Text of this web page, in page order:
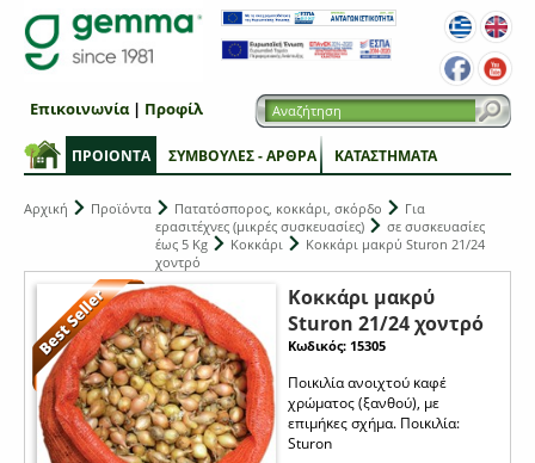
ΠΡΟΙΟΝΤΑ ΣΥΜΒΟΥΛΕΣ - ΑΡΘΡΑ ΚΑΤΑΣΤΗΜΑΤΑ
Επικοινωνία| Προφίλ
Αρχική Προϊόντα Πατατόσπορος, κοκκάρι, σκόρδο
Για
ερασιτέχνες (μικρές συσκευασίες)
σε συσκευασίες
έως 5 Kg
Κοκκάρι
Κοκκάρι μακρύ Sturon 21/24
χοντρό
Κοκκάρι μακρύ
Sturon 21/24 χοντρό
Κωδικός: 15305
Ποικιλία ανοιχτού καφέ
χρώματος (ξανθού), με
επιμήκες σχήμα. Ποικιλία:
Sturon